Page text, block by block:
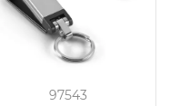
97543